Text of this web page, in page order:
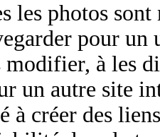
les photos sont
pour un
modifier, à les
un autre site
à créer des